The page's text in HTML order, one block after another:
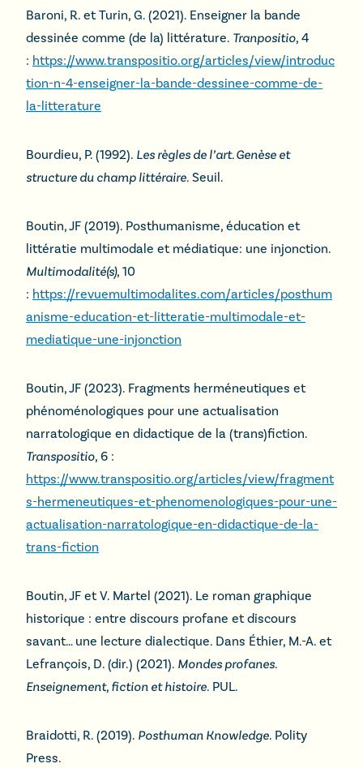
Baroni, R. et Turin, G. (2021). Enseigner la bande
dessinée comme (de la) littérature. Tranpositio, 4
: https://www.transpositio.org/articles/view/introduc
tion-n-4-enseigner-la-bande-dessinee-comme-de-
la-litterature
Bourdieu, P. (1992). Les règles de l’art. Genèse et
structure du champ littéraire. Seuil.
Boutin, JF (2019). Posthumanisme, éducation et
littératie multimodale et médiatique: une injonction.
Multimodalité(s), 10
: https://revuemultimodalites.com/articles/posthum
anisme-education-et-litteratie-multimodale-et-
mediatique-une-injonction
Boutin, JF (2023). Fragments herméneutiques et
phénoménologiques pour une actualisation
narratologique en didactique de la (trans)fiction.
Transpositio, 6 :
https://www.transpositio.org/articles/view/fragment
s-hermeneutiques-et-phenomenologiques-pour-une-
actualisation-narratologique-en-didactique-de-la-
trans-fiction
Boutin, JF et V. Martel (2021). Le roman graphique
historique : entre discours profane et discours
savant… une lecture dialectique. Dans Éthier, M.-A. et
Lefrançois, D. (dir.) (2021). Mondes profanes.
Enseignement, fiction et histoire. PUL.
Braidotti, R. (2019). Posthuman Knowledge. Polity
Press.